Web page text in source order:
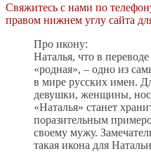
Свяжитесь с нами по
правом нижнем углу сайта
Про икону:
Наталья, что в
«родная», – одно из
в мире русских имен.
девушки, женщины,
«Наталья» станет
поразительным
своему мужу.
такая икона для